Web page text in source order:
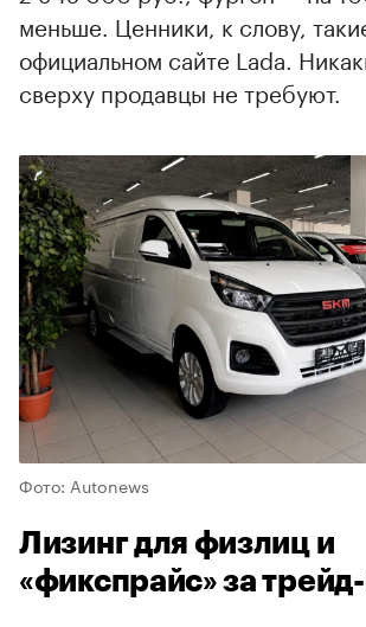
меньше. Ценники, к слову,
официальном сайте Lada.
сверху продавцы не требуют.
Фото: Autonews
Лизинг для физлиц и
«фикспрайс» за